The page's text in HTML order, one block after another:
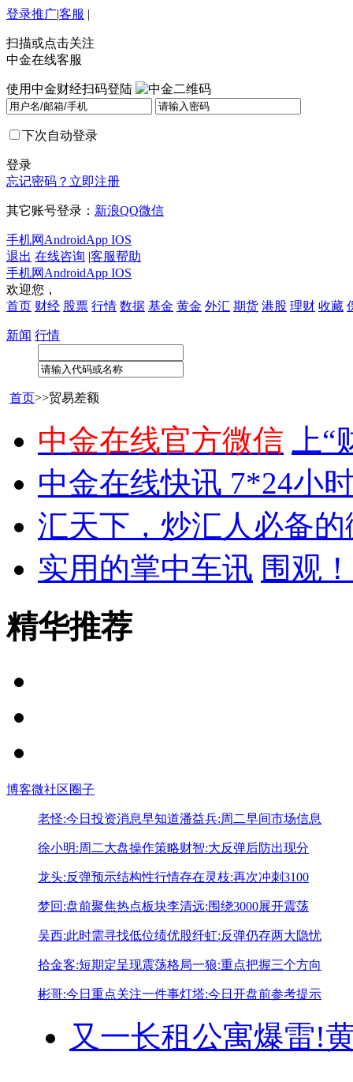
登录推广|客服 |
扫描或点击关注
中金在线客服
使用中金财经扫码登陆
下次自动登录
登录
忘记密码？ 立即注册
其它账号登录： 新浪QQ微信
手机网 AndroidApp IOS
退出 在线咨询 |客服帮助
手机网 AndroidApp IOS
欢迎您，
首页 财经 股票 行情 数据 基金 黄金 外汇 期货 港股 理财 收藏
新闻 行情
首页>>贸易差额
中金在线官方微信
上
中金在线快讯 7*24小
汇天下，炒汇人必备
实用的掌中车讯 围观
精华推荐
博客微社区圈子
老怪:今日投资消息早知道潘益兵:周二早间市场信息
徐小明:周二大盘操作策略财智:大反弹后防出现分
龙头:反弹预示结构性行情存在灵枝:再次冲刺3100
梦回:盘前聚焦热点板块李清远:围绕3000展开震荡
吴西:此时需寻找低位绩优股纤虹:反弹仍存两大隐忧
拾金客:短期定呈现震荡格局一狼:重点把握三个方向
彬哥:今日重点关注一件事灯塔:今日开盘前参考提示
又一长租公寓爆雷!